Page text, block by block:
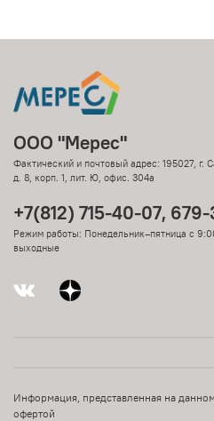
ООО "Мерес"
Фактический и почтовый адрес: 195027, г.
д. 8, корп. 1, лит. Ю, офис. 304а
+7(812) 715-40-07,
Режим работы: Понедельник–пятница с
выходные
Информация, представленная на
офертой